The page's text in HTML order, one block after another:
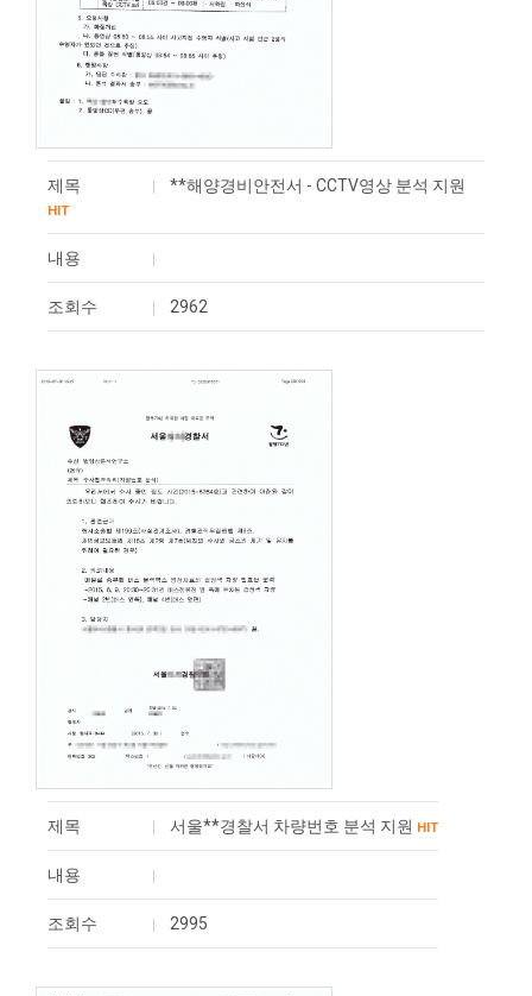
제목 **해양경비안전서 - CCTV영상 분석 지원
HIT
내용
조회수 2962
제목 서울**경찰서 차량번호 분석 지원 HIT
내용
조회수 2995